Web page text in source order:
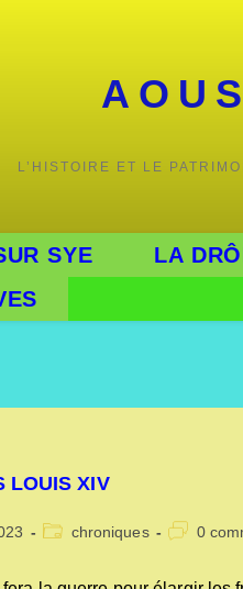
L’HISTOIRE ET LE
SYE LA
LOUIS XIV
Postchroniques 0